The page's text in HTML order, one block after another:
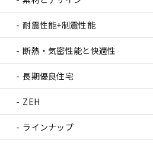
耐震性能+制震性能
断熱・気密性能と快適性
長期優良住宅
ZEH
ラインナップ